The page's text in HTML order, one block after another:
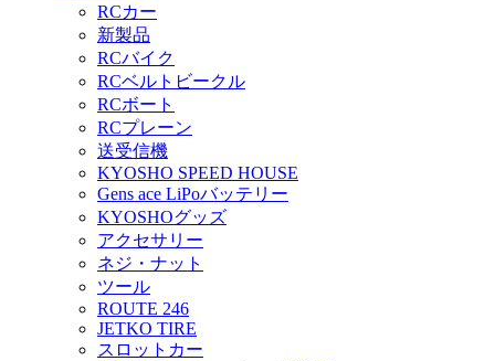
RCカー
新製品
RCバイク
RCベルトビークル
RCボート
RCプレーン
送受信機
KYOSHO SPEED HOUSE
Gens ace LiPoバッテリー
KYOSHOグッズ
アクセサリー
ネジ・ナット
ツール
ROUTE 246
JETKO TIRE
スロットカー